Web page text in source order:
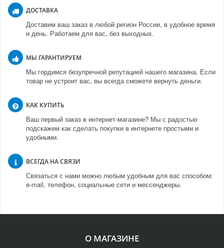
ДОСТАВКА
Доставим ваш заказ в любой регион России, в удобное время
и день. Работаем для вас, без выходных.
МЫ ГАРАНТИРУЕМ
Мы гордимся безупречной репутацией нашего магазина. Если
товар не устроит вас, вы всегда сможете вернуть деньги.
КАК КУПИТЬ
Ваш первый заказ в интернет-магазине? Мы с радостью
подскажем как сделать покупки в интернете простыми и
удобными.
ВСЕГДА НА СВЯЗИ
Связаться с нами можно любым удобным для вас способом:
e-mail, телефон, социальные сети и мессенджеры.
О МАГАЗИНЕ